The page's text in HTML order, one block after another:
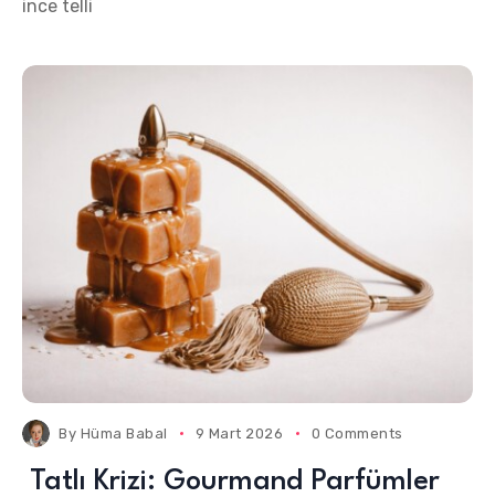
ince telli
By Hüma Babal 9 Mart 2026 0 Comments
Tatlı Krizi: Gourmand Parfümler